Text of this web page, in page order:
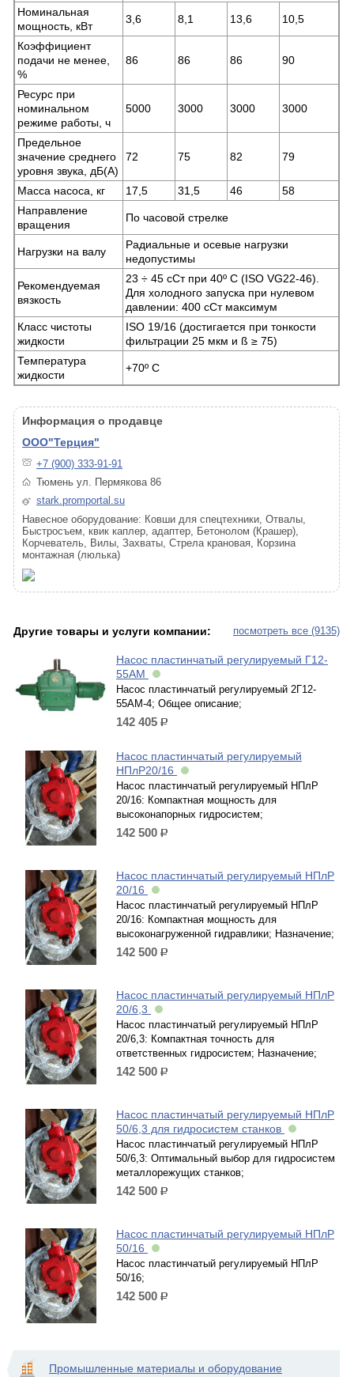
Номинальная
мощность, кВт
3,6 8,1 13,6 10,5
Коэффициент
подачи не менее,
%
86 86 86 90
Ресурс при
номинальном
режиме работы, ч
5000 3000 3000 3000
Предельное
значение среднего
уровня звука, дБ(А)
72 75 82 79
Масса насоса, кг 17,5 31,5 46
58
Направление
вращения
По часовой стрелке
Нагрузки на валу
Радиальные и осевые нагрузки
недопустимы
Рекомендуемая
вязкость
23 ÷ 45 сСт при 40º С (ISO VG22-46).
Для холодного запуска при нулевом
давлении: 400 сСт максимум
Класс чистоты
жидкости
ISO 19/16 (достигается при тонкости
фильтрации 25 мкм и ß ≥ 75)
Температура
жидкости
+70º C
Информация о продавце
ООО"Терция"
+7 (900) 333-91-91
Тюмень ул. Пермякова 86
stark.promportal.su
Навесное оборудование: Ковши для спецтехники, Отвалы,
Быстросъем, квик каплер, адаптер, Бетонолом (Крашер),
Корчеватель, Вилы, Захваты, Стрела крановая, Корзина
монтажная (люлька)
посмотреть все (9135)
Другие товары и услуги компании:
Насос пластинчатый регулируемый Г12-
55АМ
Насос пластинчатый регулируемый 2Г12-
55АМ-4; Общее описание;
142 405 р.
Насос пластинчатый регулируемый
НПлР20/16
Насос пластинчатый регулируемый НПлР
20/16: Компактная мощность для
высоконапорных гидросистем;
142 500 р.
Насос пластинчатый регулируемый НПлР
20/16
Насос пластинчатый регулируемый НПлР
20/16: Компактная мощность для
высоконагруженной гидравлики; Назначение;
142 500 р.
Насос пластинчатый регулируемый НПлР
20/6,3
Насос пластинчатый регулируемый НПлР
20/6,3: Компактная точность для
ответственных гидросистем; Назначение;
142 500 р.
Насос пластинчатый регулируемый НПлР
50/6,3 для гидросистем станков
Насос пластинчатый регулируемый НПлР
50/6,3: Оптимальный выбор для гидросистем
металлорежущих станков;
142 500 р.
Насос пластинчатый регулируемый НПлР
50/16
Насос пластинчатый регулируемый НПлР
50/16;
142 500 р.
Промышленные материалы и оборудование